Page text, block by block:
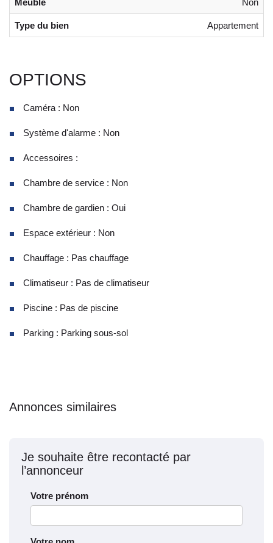
Meublé Non
Type du bien Appartement
OPTIONS
Caméra : Non
Système d'alarme : Non
Accessoires :
Chambre de service : Non
Chambre de gardien : Oui
Espace extérieur : Non
Chauffage : Pas chauffage
Climatiseur : Pas de climatiseur
Piscine : Pas de piscine
Parking : Parking sous-sol
Annonces similaires
Je souhaite être recontacté par
l’annonceur
Votre prénom